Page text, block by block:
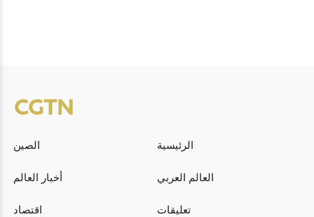
الصين الرئيسية
أخبار العالم العالم العربي
اقتصاد تعليقات